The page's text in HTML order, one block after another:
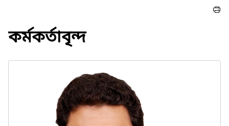
কর্মকর্তাবৃন্দ